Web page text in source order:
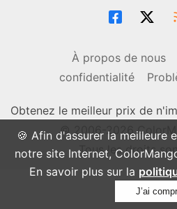
🍪 Afin d'assurer la meilleure
notre site Internet,
En savoir plus sur la
J’ai
À propos de nous
confidentialité
Obtenez le meilleur prix de
© 2006-2026
Tous les droits